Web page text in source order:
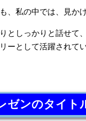
、私の中では、見か
としっかりと話せて
ーとして活躍されて
ゼンのタイト